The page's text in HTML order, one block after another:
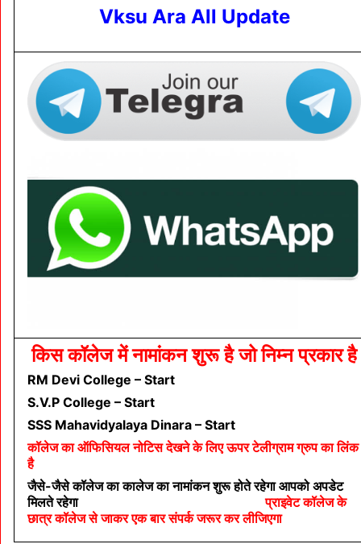
Vksu Ara All Update
किस कॉलेज में नामांकन शुरू है जो निम्न प्रकार है
RM Devi College – Start
S.V.P College – Start
SSS Mahavidyalaya Dinara – Start
कॉलेज का ऑफिसियल नोटिस देखने के लिए ऊपर टेलीग्राम ग्रुप का लिंक
है
जैसे-जैसे कॉलेज का कालेज का नामांकन शुरू होते रहेगा आपको अपडेट
मिलते रहेगाप्राइवेट कॉलेज के
छात्र कॉलेज से जाकर एक बार संपर्क जरूर कर लीजिएगा